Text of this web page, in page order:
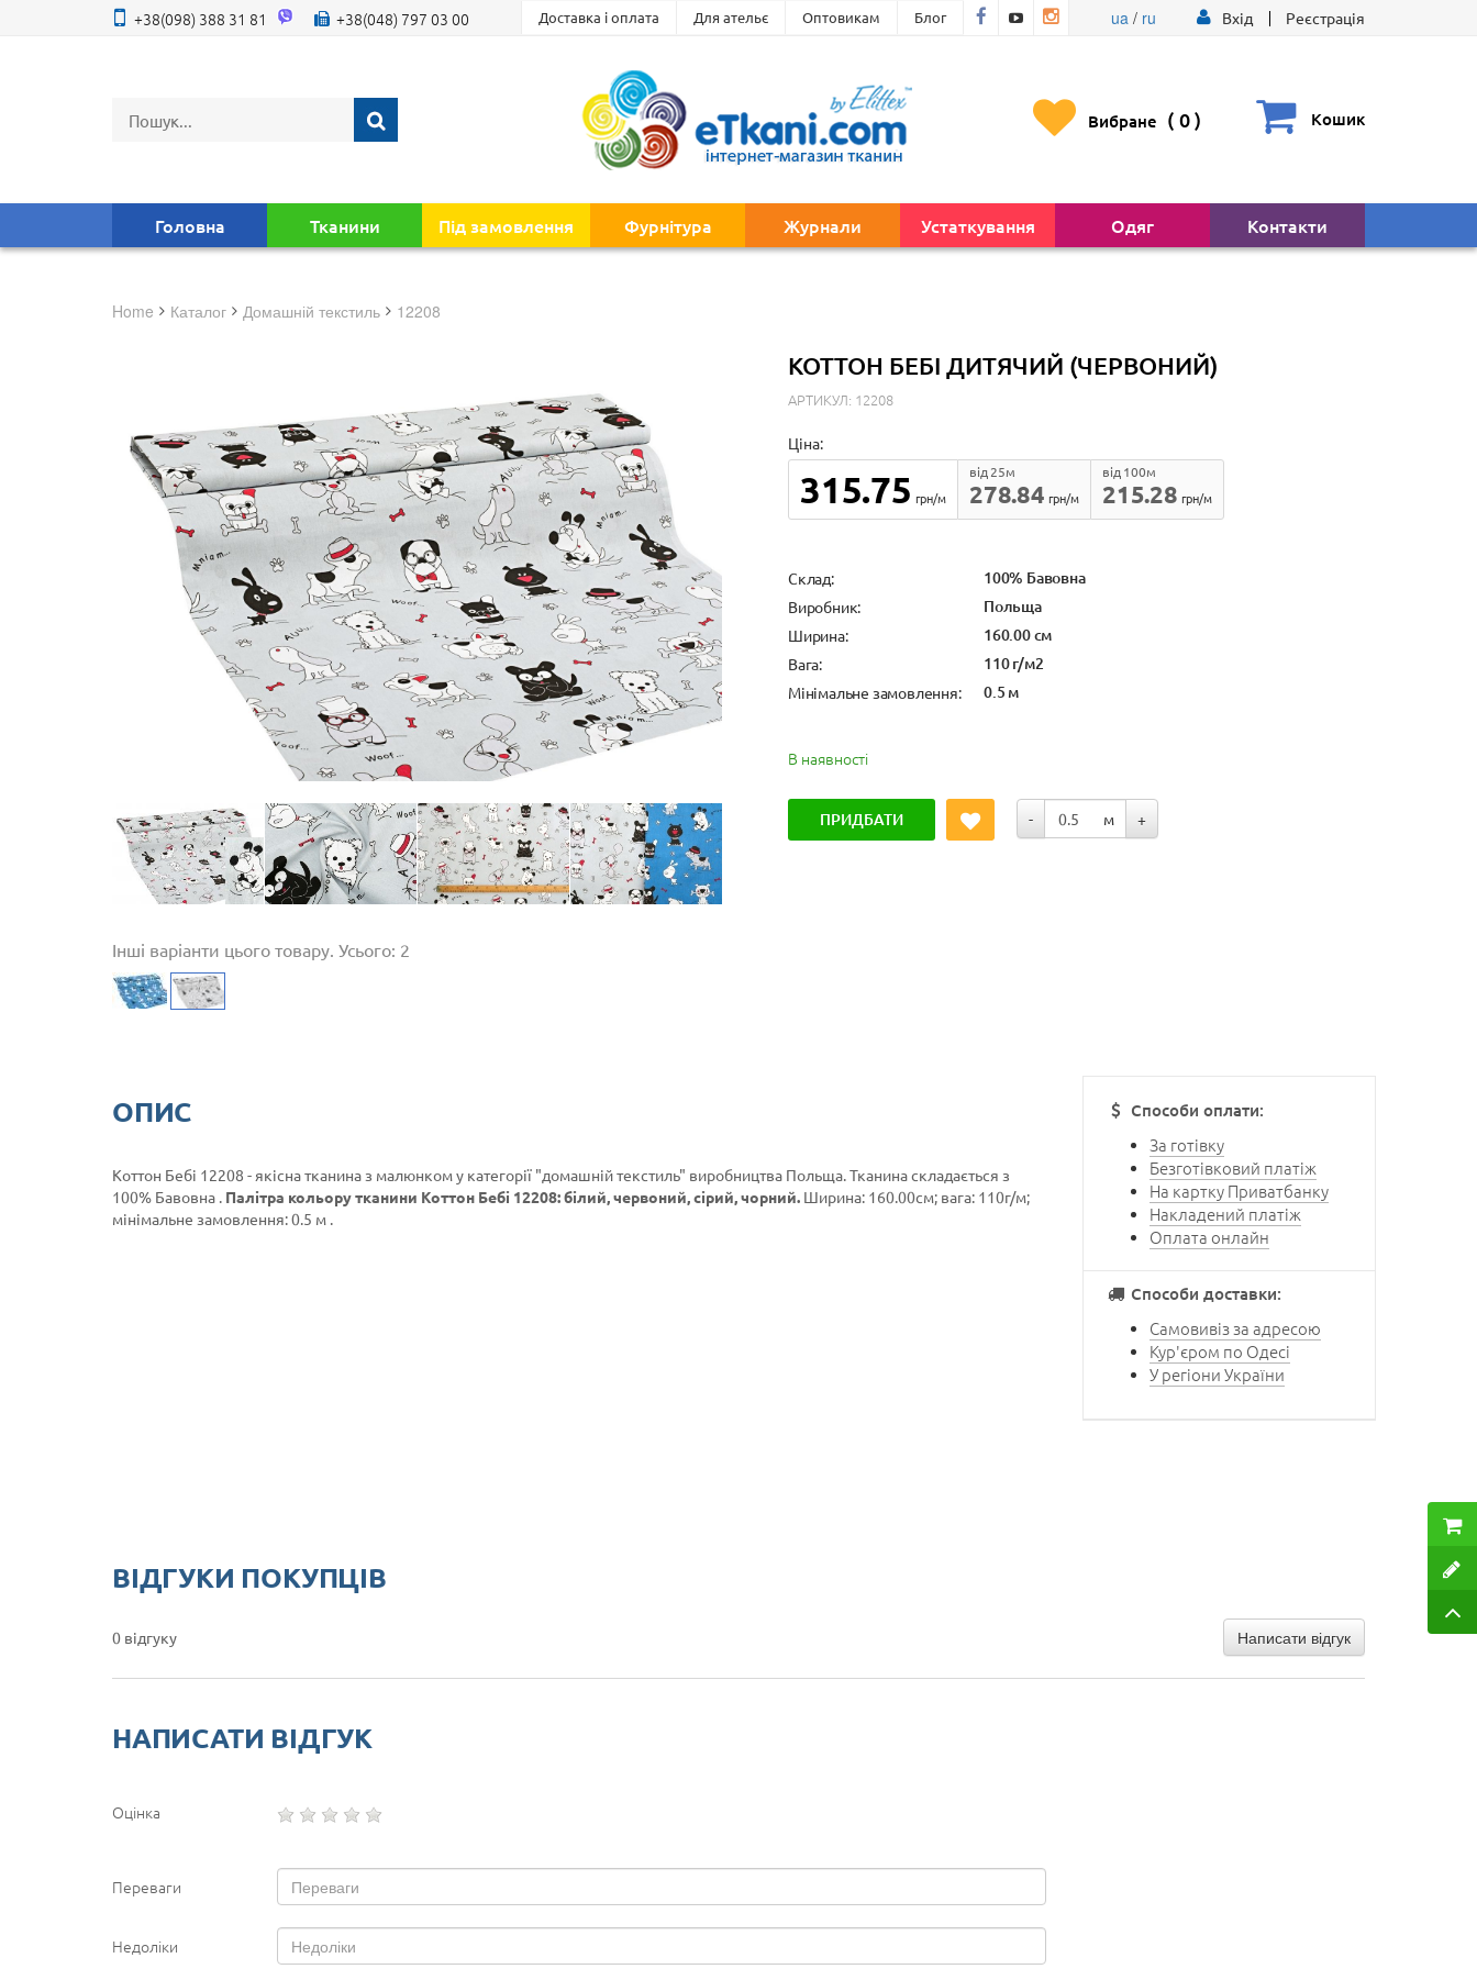
+38(098) 388 31 81 +38(048) 797 03 00 Доставка і оплата Для ательє Оптовикам Блог ua/ ru Вхід Реєстрація
Вибране ( 0) Кошик
Головна Тканини Під замовлення Фурнітура Журнали Устаткування Одяг Контакти
Home Каталог домашній текстиль 12208
Інші варіанти цього товару. Усього: 2
КОТТОН БЕБІ ДИТЯЧИЙ (ЧЕРВОНИЙ)
АРТИКУЛ: 12208
Ціна:
315.75 грн/м 278.84
від 25м
грн/м
215.28
від 100м
грн/м
Cклад: 100% Бавовна
Виробник: Польща
Ширина: 160.00 см
Вага: 110 г/м2
Мінімальне замовлення: 0.5 м
В наявності
ПРИДБАТИ - м +
ОПИС
Коттон Бебі 12208 - якісна тканина з малюнком у категорії "домашній текстиль" виробництва Польща. Тканина складається з
100% Бавовна . Палітра кольору тканини Коттон Бебі 12208: білий, червоний, сірий, чорний. Ширина: 160.00см; вага: 110г/м;
мінімальне замовлення: 0.5 м .
Способи оплати:
За готівку
Безготівковий платіж
На картку Приватбанку
Накладений платіж
Оплата онлайн
Способи доставки:
Самовивіз за адресою
Кур'єром по Одесі
У регіони України
ВІДГУКИ ПОКУПЦІВ
0 відгуку Написати відгук
НАПИСАТИ ВІДГУК
Оцінка
Переваги
Недоліки